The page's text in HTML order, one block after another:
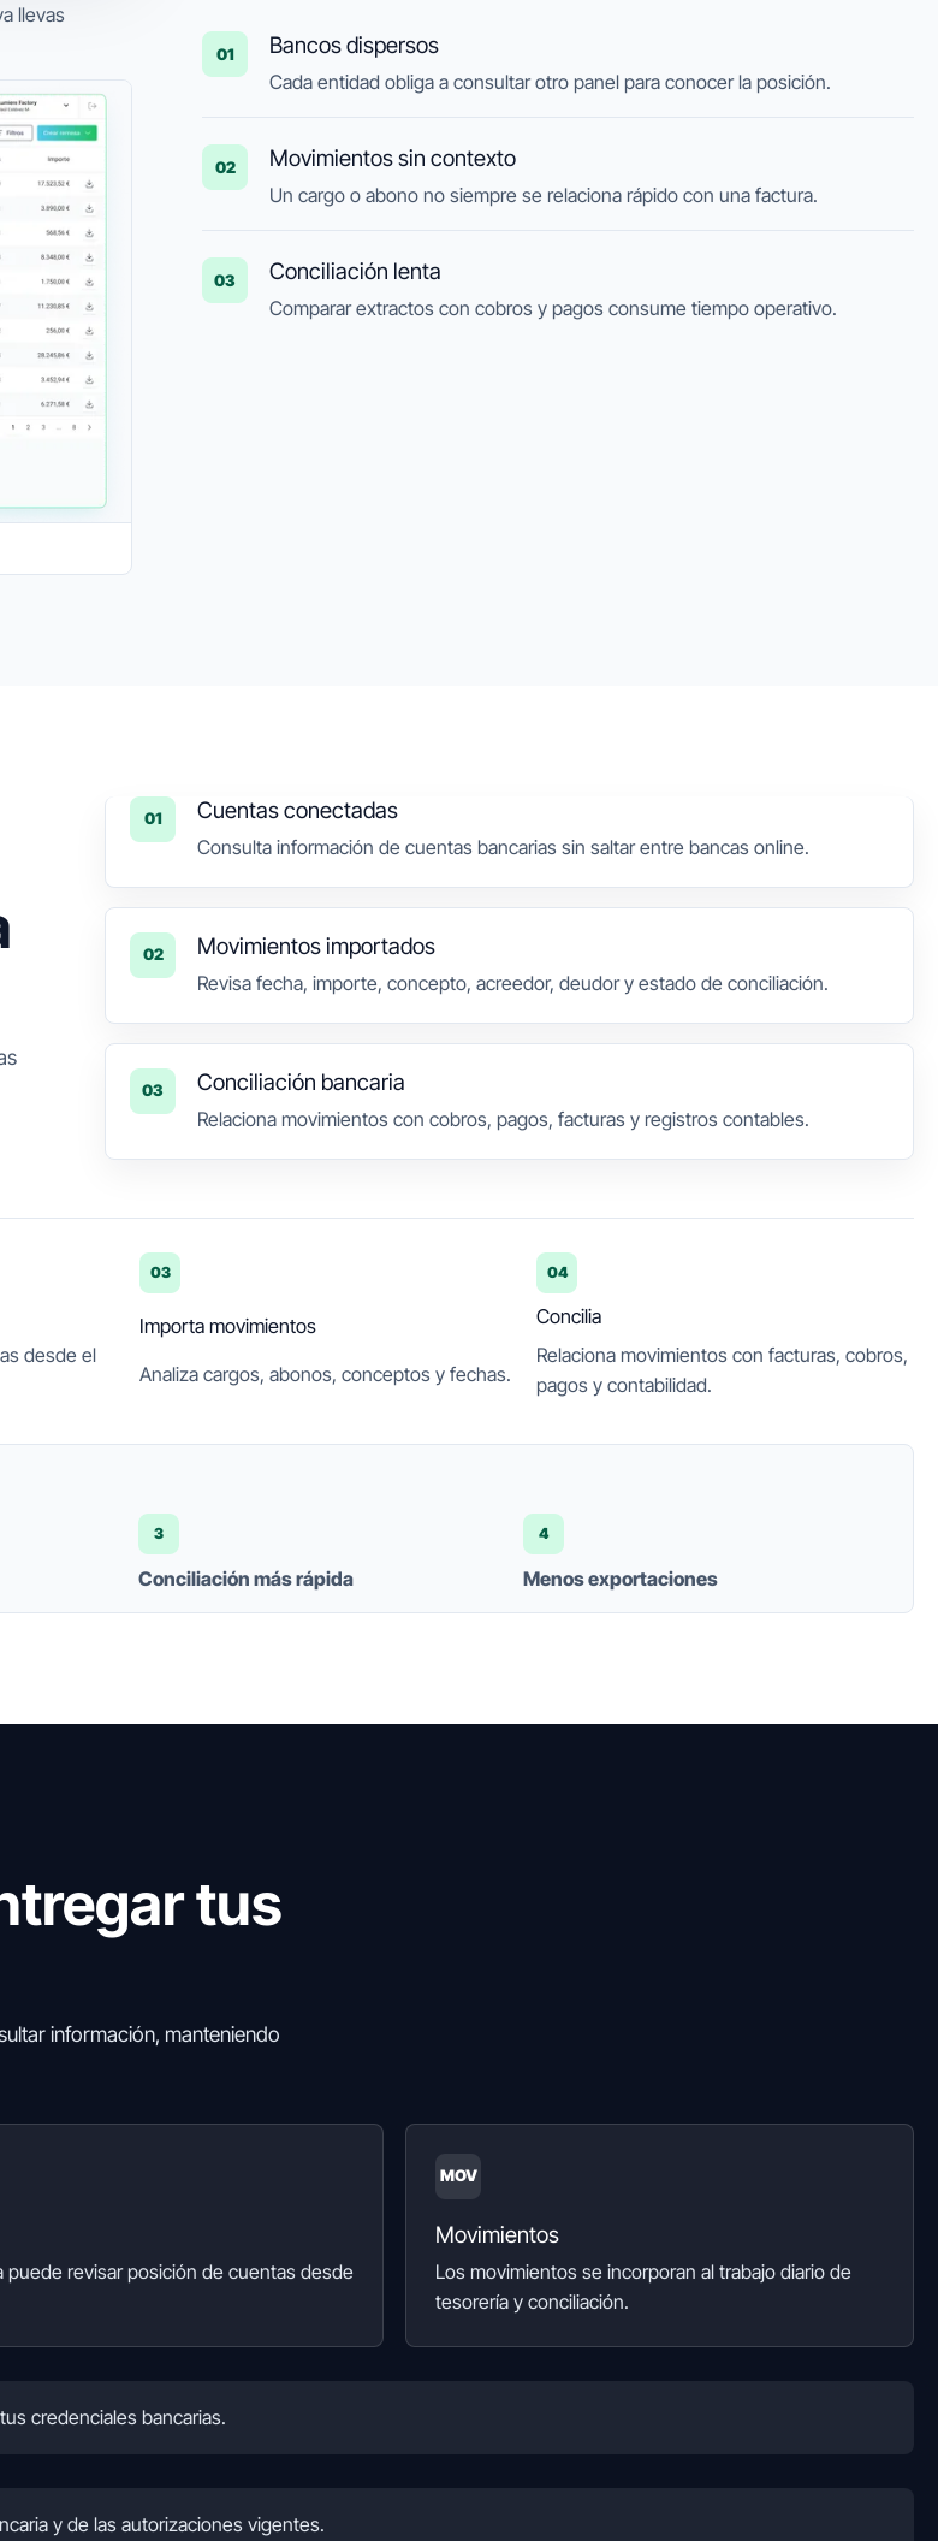
llevas
01 Bancos dispersos
Cada entidad obliga a consultar otro panel para conocer la posición.
02 Movimientos sin contexto
Un cargo o abono no siempre se relaciona rápido con una factura.
03 Conciliación lenta
Comparar extractos con cobros y pagos consume tiempo operativo.
01 Cuentas conectadas
Consulta información de cuentas bancarias sin saltar entre bancas online.
02 Movimientos importados
Revisa fecha, importe, concepto, acreedor, deudor y estado de conciliación.
03 Conciliación bancaria
Relaciona movimientos con cobros, pagos, facturas y registros contables.
desde el
03
Importa movimientos
Analiza cargos, abonos, conceptos y fechas.
04
Concilia
Relaciona movimientos con facturas, cobros,
pagos y contabilidad.
3
Conciliación más rápida
4
Menos exportaciones
tus
información, manteniendo
puede revisar posición de cuentas desde
MOV
Movimientos
Los movimientos se incorporan al trabajo diario de
tesorería y conciliación.
credenciales bancarias.
y de las autorizaciones vigentes.